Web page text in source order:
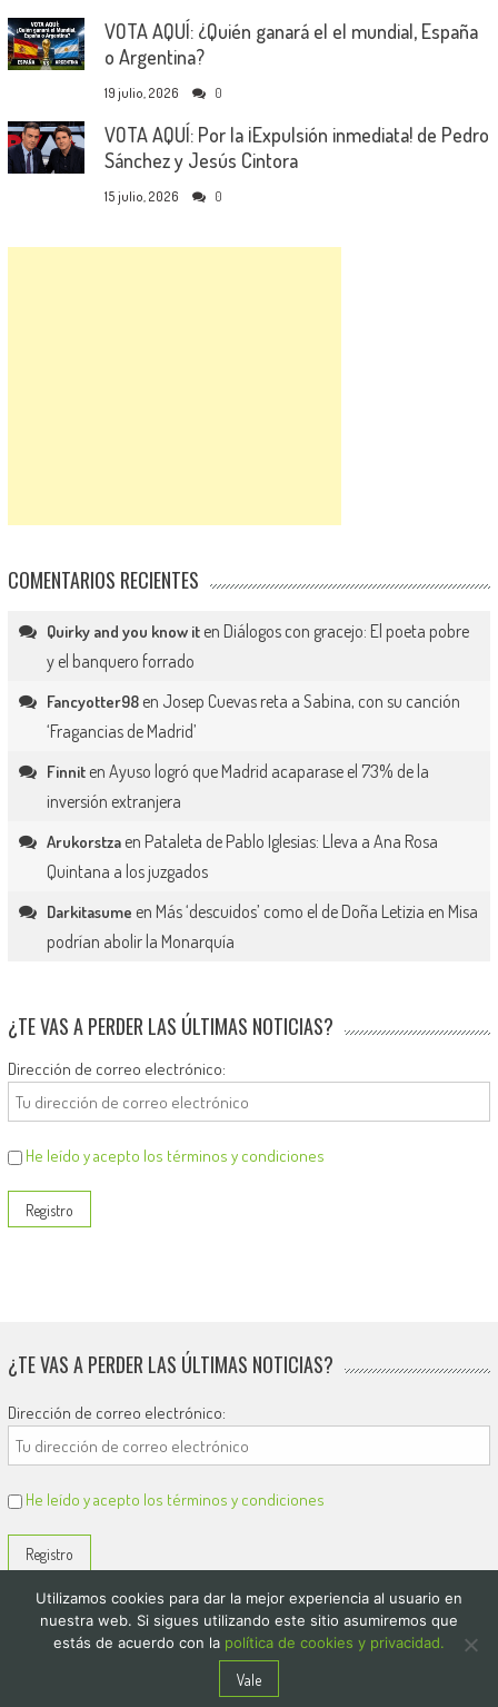
VOTA AQUÍ: ¿Quién ganará el el mundial, España
o Argentina?
19 julio, 2026 0
VOTA AQUÍ: Por la ¡Expulsión inmediata! de Pedro
Sánchez y Jesús Cintora
15 julio, 2026 0
COMENTARIOS RECIENTES
Quirky and you know iten Diálogos con gracejo: El poeta pobre
y el banquero forrado
Fancyotter98en Josep Cuevas reta a Sabina, con su canción
‘Fragancias de Madrid’
Finniten Ayuso logró que Madrid acaparase el 73% de la
inversión extranjera
Arukorstzaen Pataleta de Pablo Iglesias: Lleva a Ana Rosa
Quintana a los juzgados
Darkitasume en Más ‘descuidos’ como el de Doña Letizia en Misa
podrían abolir la Monarquía
¿TE VAS A PERDER LAS ÚLTIMAS NOTICIAS?
Dirección de correo electrónico:
He leído y acepto los términos y condiciones
¿TE VAS A PERDER LAS ÚLTIMAS NOTICIAS?
Dirección de correo electrónico:
He leído y acepto los términos y condiciones
El Diario de Colón
Politica de privacidad y cookies
Utilizamos cookies para dar la mejor experiencia al usuario en
nuestra web. Si sigues utilizando este sitio asumiremos que
estás de acuerdo con la política de cookies y privacidad.
Vale